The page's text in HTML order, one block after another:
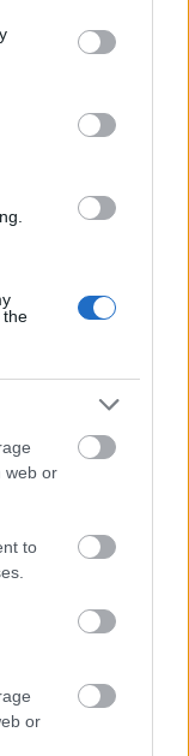
You may click to
party tags to
in below Google
the
web or
to
or
στο Γρηγόρι